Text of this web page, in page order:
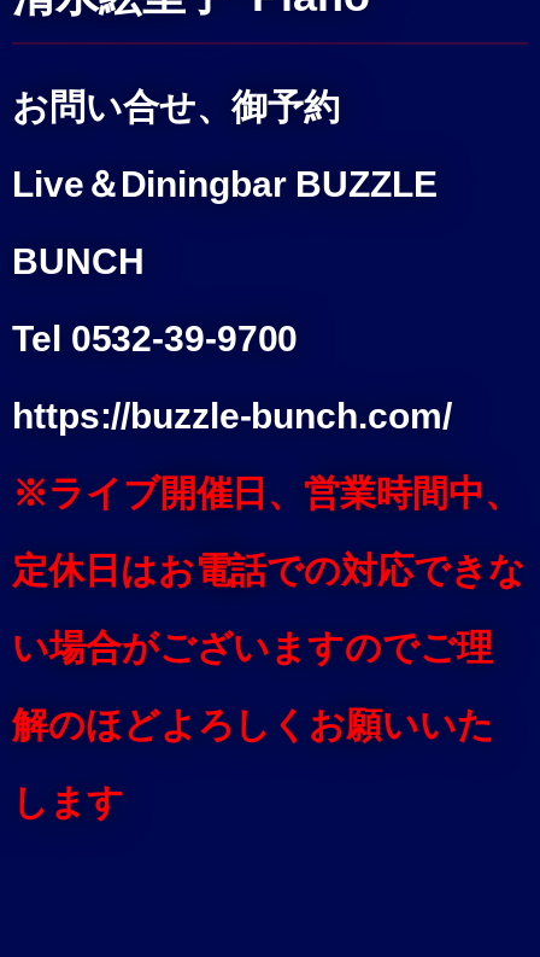
お問い合せ、御予約
Live＆Diningbar BUZZLE
BUNCH
Tel 0532-39-9700
https://buzzle-bunch.com/
※ライブ開催日、営業時間中、
定休日はお電話での対応できな
い場合がございますのでご理
解のほどよろしくお願いいた
します